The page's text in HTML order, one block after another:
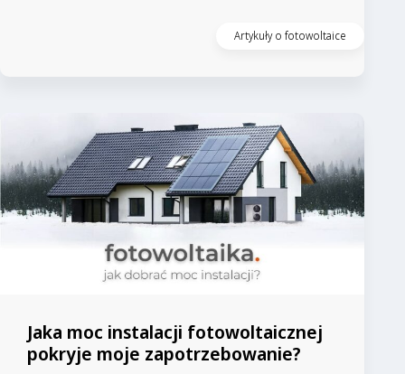
Artykuły o fotowoltaice
Jaka moc instalacji fotowoltaicznej
pokryje moje zapotrzebowanie?